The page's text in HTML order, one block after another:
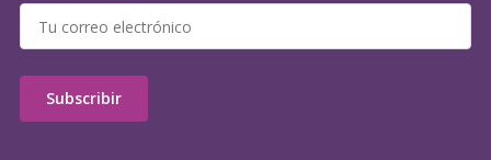
Subscribir